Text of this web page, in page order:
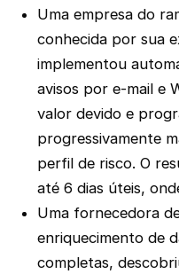
Uma empresa do
conhecida por sua
implementou
avisos por e-mail e
valor devido e
progressivamente
perfil de risco. O
até 6 dias úteis,
Uma fornecedora
enriquecimento de
completas,